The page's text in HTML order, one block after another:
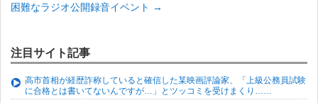
困難なラジオ公開録音イベント →
注目サイト記事
高市首相が経歴詐称していると確信した某映画評論家、「上級公務員試験
に合格とは書いてないんですが…」とツッコミを受けまくり……